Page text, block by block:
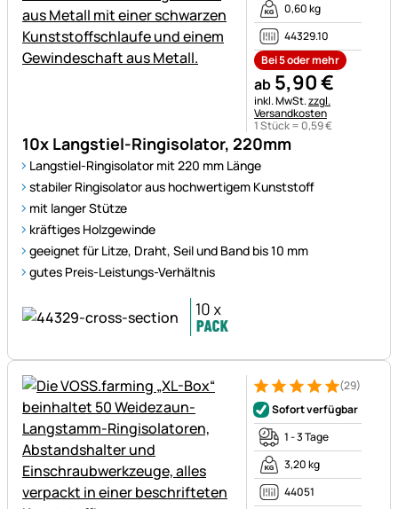
10x Langstiel-Ringisolator, 220mm
Langstiel-Ringisolator mit 220 mm Länge
stabiler Ringisolator aus hochwertigem Kunststoff
mit langer Stütze
kräftiges Holzgewinde
geeignet für Litze, Draht, Seil und Band bis 10 mm
gutes Preis-Leistungs-Verhältnis
0,60 kg
44329.10
Bei 5 oder mehr
ab 5,90€
Steuerhinweis:
inkl. MwSt.zzgl.
Versandkosten
1 Stück = 0,59€
Bewertung: 5 von 5 (29
29 Bewertungen (29)
Sofort verfügbar
1 - 3 Tage
3,20 kg
44051